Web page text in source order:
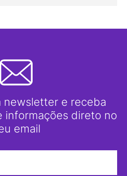
newsletter e receba
informações direto no
email